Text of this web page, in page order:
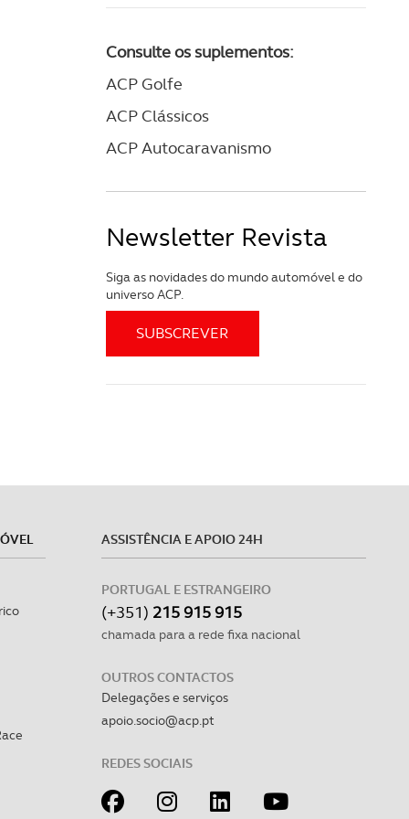
Consulte os suplementos:
ACP Golfe
ACP Clássicos
ACP Autocaravanismo
Newsletter Revista
Siga as novidades do mundo automóvel e do
universo ACP.
ASSISTÊNCIA E APOIO 24H
PORTUGAL E ESTRANGEIRO
(+351) 215 915 915
chamada para a rede fixa nacional
OUTROS CONTACTOS
Delegações e serviços
apoio.socio@acp.pt
REDES SOCIAIS